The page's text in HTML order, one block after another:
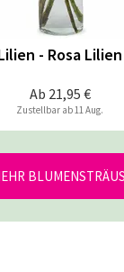
Ab 21,95 €
- Rosa Lilien
Zustellbar ab 11 Aug.